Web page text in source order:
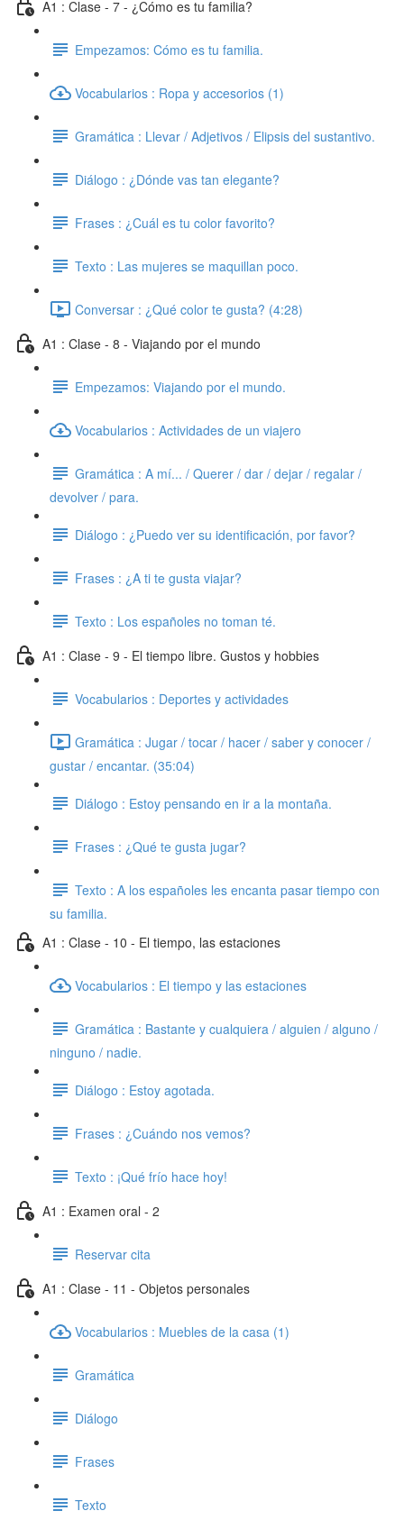
A1 : Clase - 7 - ¿Cómo es tu familia?
Empezamos: Cómo es tu familia.
Vocabularios : Ropa y accesorios (1)
Gramática : Llevar / Adjetivos / Elipsis del sustantivo.
Diálogo : ¿Dónde vas tan elegante?
Frases : ¿Cuál es tu color favorito?
Texto : Las mujeres se maquillan poco.
Conversar : ¿Qué color te gusta? (4:28)
A1 : Clase - 8 - Viajando por el mundo
Empezamos: Viajando por el mundo.
Vocabularios : Actividades de un viajero
Gramática : A mí... / Querer / dar / dejar / regalar /
devolver / para.
Diálogo : ¿Puedo ver su identificación, por favor?
Frases : ¿A ti te gusta viajar?
Texto : Los españoles no toman té.
A1 : Clase - 9 - El tiempo libre. Gustos y hobbies
Vocabularios : Deportes y actividades
Gramática : Jugar / tocar / hacer / saber y conocer /
gustar / encantar. (35:04)
Diálogo : Estoy pensando en ir a la montaña.
Frases : ¿Qué te gusta jugar?
Texto : A los españoles les encanta pasar tiempo con
su familia.
A1 : Clase - 10 - El tiempo, las estaciones
Vocabularios : El tiempo y las estaciones
Gramática : Bastante y cualquiera / alguien / alguno /
ninguno / nadie.
Diálogo : Estoy agotada.
Frases : ¿Cuándo nos vemos?
Texto : ¡Qué frío hace hoy!
A1 : Examen oral - 2
Reservar cita
A1 : Clase - 11 - Objetos personales
Vocabularios : Muebles de la casa (1)
Gramática
Diálogo
Frases
Texto